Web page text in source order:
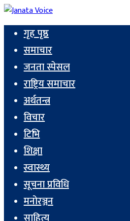
गृह पृष्ठ
समाचार
जनता स्पेसल
राष्ट्रिय समाचार
अर्थतन्त्र
विचार
टिभि
शिक्षा
स्वास्थ्य
सूचना प्रविधि
मनोरञ्जन